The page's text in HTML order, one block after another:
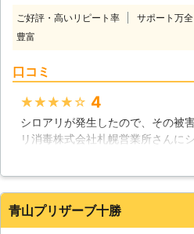
駆除を
もので
ご負担
な料金
ご好評・高いリピート率 サポート万全
豊富
口コミ
★★★★★ 4
シロアリが発生したので、その被
リ消毒株式会社札幌営業所さんに
た。幸いまだ被害はそれほどでも
わりというわけでもなかったとこ
北海道 札幌市白石区 2016年12月12日
青山プリザーブ十勝